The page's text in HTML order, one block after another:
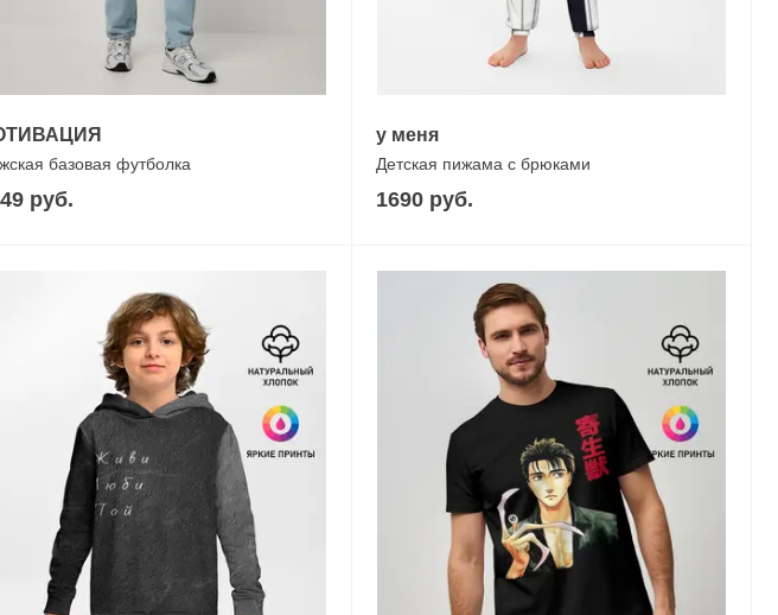
базовая футболка
руб.
у мeня
Детская пижама с брюками
1690 руб.